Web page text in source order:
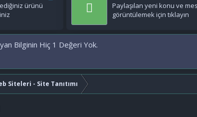
ürünü
Paylaşılan yeni konu ve
görüntülemek için tıklayın
Bilginin Hiç 1 Değeri Yok.
Siteleri - Site Tanıtımı